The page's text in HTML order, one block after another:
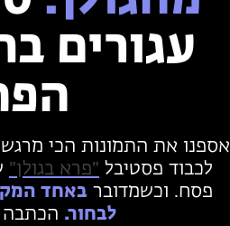
עגורים
אספנו את התמונות הכי
לכבוד פסטיבל ״פרא בגולן״
פסח. וכשמדוברבאחד
לבחור. הכתבה